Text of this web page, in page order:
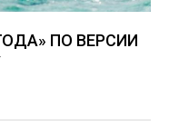
ПО ВЕРСИИ